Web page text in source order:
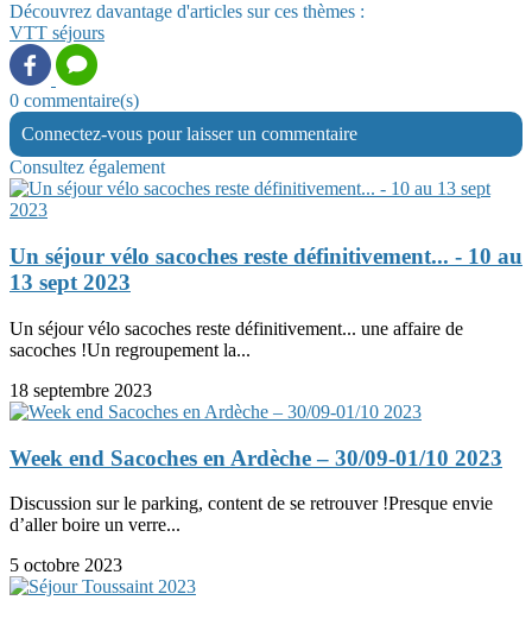
Découvrez davantage d'articles sur ces thèmes :
VTT séjours
0 commentaire(s)
Connectez-vous pour laisser un commentaire
Consultez également
Un séjour vélo sacoches reste définitivement... - 10 au
13 sept 2023
Un séjour vélo sacoches reste définitivement... une affaire de
sacoches !Un regroupement la...
18 septembre 2023
Week end Sacoches en Ardèche – 30/09-01/10 2023
Discussion sur le parking, content de se retrouver !Presque envie
d’aller boire un verre...
5 octobre 2023